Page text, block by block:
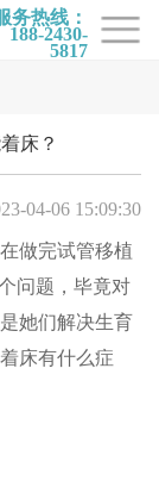
务热线：
188-2430-
5817
床？
04-06 15:09:30
做完试管移植
问题，毕竟对
她们解决生育
床有什么症